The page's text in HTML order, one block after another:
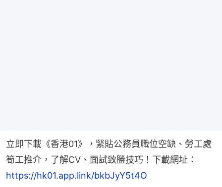
立即下載《香港01》，緊貼公務員職位空缺、勞工處
筍工推介，了解CV、面試致勝技巧！下載網址：
https://hk01.app.link/bkbJyY5t4O